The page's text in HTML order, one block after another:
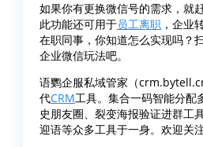
如果你有更换微信号的需求，就
此功能还可用于员工离职 ，企业
在职同事，你知道怎么实现吗？
企业微信玩法吧。
语鹦企服私域管家（
代CRM工具。集合一码智能分配
史朋友圈、裂变海报验证进群工
迎语等众多工具于一身。欢迎关注